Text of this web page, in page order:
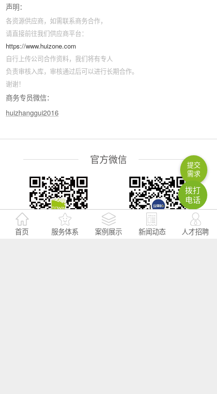
声明：
各资源供应商，如需联系商务合作，
请直接前往我们供应商平台：
https://www.huizone.com
自行上传公司合作资料，我们将有专人
负责审核入库，审核通过后可以进行长期合作。
谢谢！
商务专员微信：
huizhanggui2016
官方微信
首页 服务体系 案例展示 新闻动态 人才招聘
提交
需求
拨打
电话